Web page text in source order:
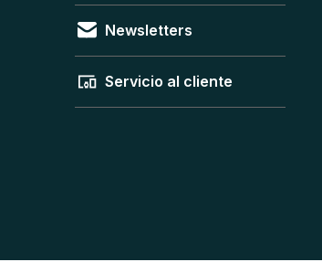
Newsletters
Servicio al cliente